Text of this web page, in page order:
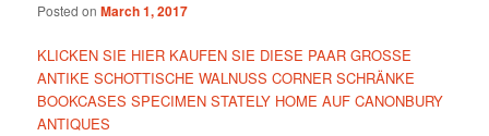
Posted onMarch 1, 2017
KLICKEN SIE HIER KAUFEN SIE DIESE PAAR GROSSE
ANTIKE SCHOTTISCHE WALNUSS CORNER SCHRÄNKE
BOOKCASES SPECIMEN STATELY HOME AUF CANONBURY
ANTIQUES